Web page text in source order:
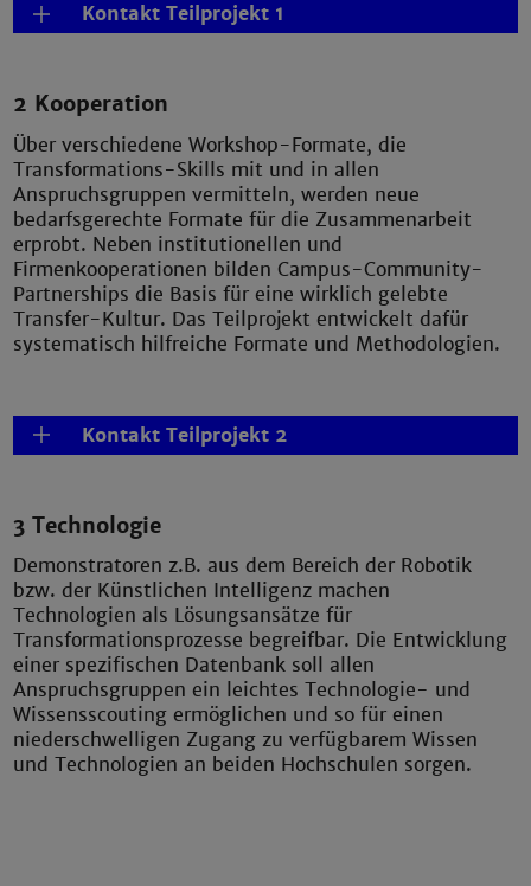
Kontakt Teilprojekt 1
2 Kooperation
Über verschiedene Workshop-Formate, die
Transformations-Skills mit und in allen
Anspruchsgruppen vermitteln, werden neue
bedarfsgerechte Formate für die Zusammenarbeit
erprobt. Neben institutionellen und
Firmenkooperationen bilden Campus-Community-
Partnerships die Basis für eine wirklich gelebte
Transfer-Kultur. Das Teilprojekt entwickelt dafür
systematisch hilfreiche Formate und Methodologien.
Kontakt Teilprojekt 2
3 Technologie
Demonstratoren z.B. aus dem Bereich der Robotik
bzw. der Künstlichen Intelligenz machen
Technologien als Lösungsansätze für
Transformationsprozesse begreifbar. Die Entwicklung
einer spezifischen Datenbank soll allen
Anspruchsgruppen ein leichtes Technologie- und
Wissensscouting ermöglichen und so für einen
niederschwelligen Zugang zu verfügbarem Wissen
und Technologien an beiden Hochschulen sorgen.